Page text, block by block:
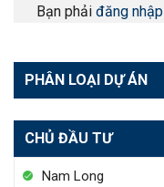
PHÂN LOẠI DỰ ÁN
CHỦ ĐẦU TƯ
Nam Long
Bạn phải đăng nhập